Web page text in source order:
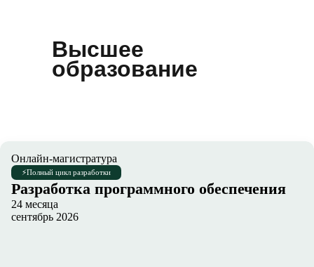
Высшее
образование
Онлайн-магистратура
⚡Полный цикл разработки
Разработка программного обеспечения
24 месяца
сентябрь 2026